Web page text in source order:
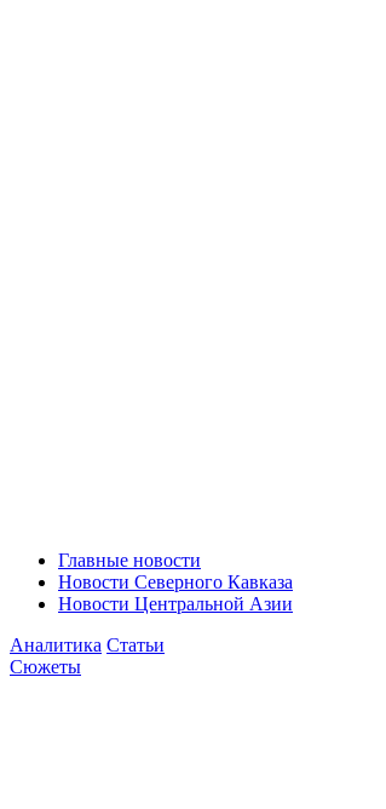
Главные новости
Новости Северного Кавказа
Новости Центральной Азии
Аналитика Статьи
Сюжеты